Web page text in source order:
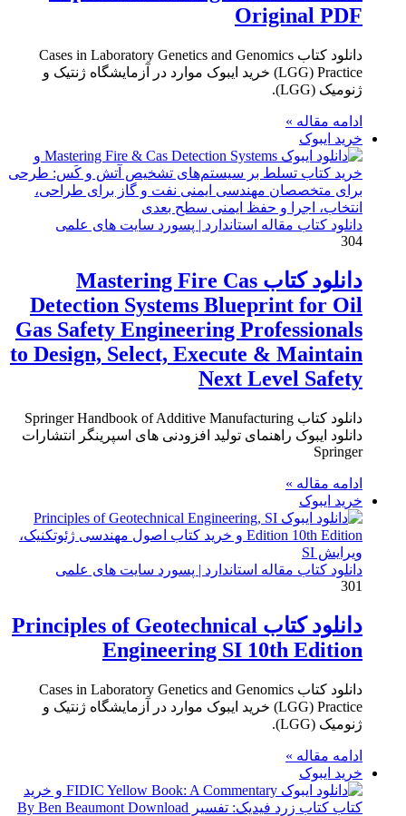
Original PDF
دانلود کتاب Cases in Laboratory Genetics and Genomics
(LGG) Practice خرید ایبوک موارد در آزمایشگاه ژنتیک و
ژنومیک (LGG).
ادامه مقاله »
خرید ایبوک
دانلود کتاب مقاله استاندارد | پسورد سایت های علمی
304
دانلود کتاب Mastering Fire Cas
Detection Systems Blueprint for Oil
Gas Safety Engineering Professionals
to Design, Select, Execute & Maintain
Next Level Safety
دانلود کتاب Springer Handbook of Additive Manufacturing
دانلود ایبوک راهنمای تولید افزودنی های اسپرینگر انتشارات
Springer
ادامه مقاله »
خرید ایبوک
دانلود کتاب مقاله استاندارد | پسورد سایت های علمی
301
دانلود کتاب Principles of Geotechnical
Engineering SI 10th Edition
دانلود کتاب Cases in Laboratory Genetics and Genomics
(LGG) Practice خرید ایبوک موارد در آزمایشگاه ژنتیک و
ژنومیک (LGG).
ادامه مقاله »
خرید ایبوک